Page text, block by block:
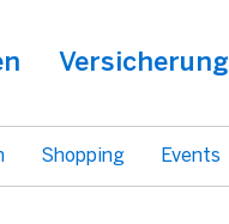
Versicherung
Shopping Events